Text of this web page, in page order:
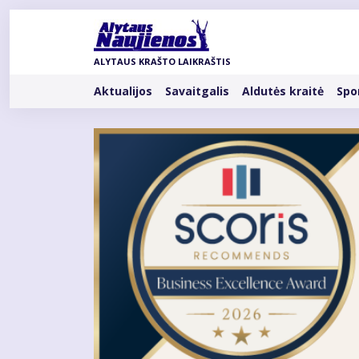
Pereiti
ALYTAUS KRAŠTO LAIKRAŠTIS
Rubrikos
Aktualijos Savaitgalis Aldutės kraitė